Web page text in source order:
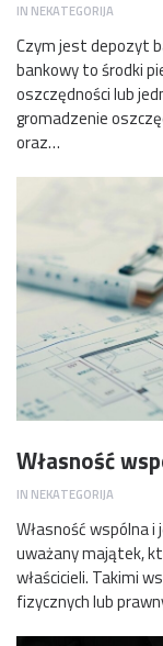
IN NEKATEGORIJA
Czym jest depozyt
bankowy to środki
oszczędności lub
gromadzenie
oraz…
Własność
IN NEKATEGORIJA
Własność wspólna
uważany majątek,
właścicieli. Takimi
fizycznych lub